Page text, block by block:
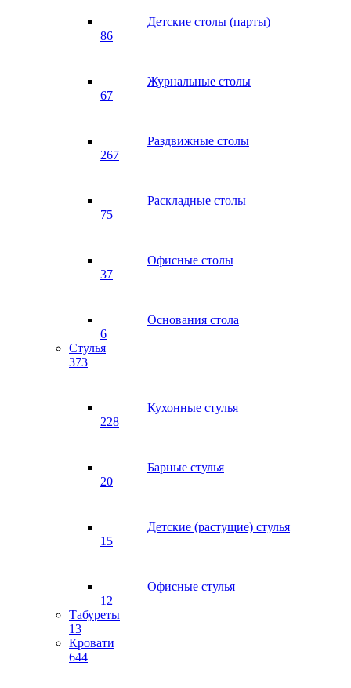
Детские столы (парты)
86
Журнальные столы
67
Раздвижные столы
267
Раскладные столы
75
Офисные столы
37
Основания стола
6
Стулья
373
Кухонные стулья
228
Барные стулья
20
Детские (растущие) стулья
15
Офисные стулья
12
Табуреты
13
Кровати
644